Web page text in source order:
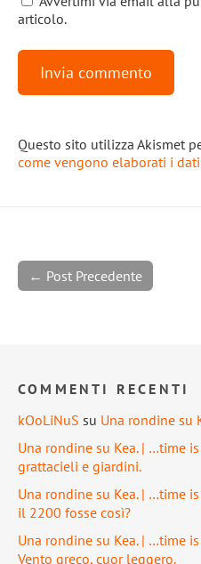
articolo.
Questo sito utilizza Akismet
come vengono elaborati i
← Post Precedente
COMMENTI RECENTI
kOoLiNuS su Una rondine su
Una rondine su Kea. | …time
grattacieli e giardini.
Una rondine su Kea. | …time
il 2200 fosse così?
Una rondine su Kea. | …time
Vento greco, cuor leggero.